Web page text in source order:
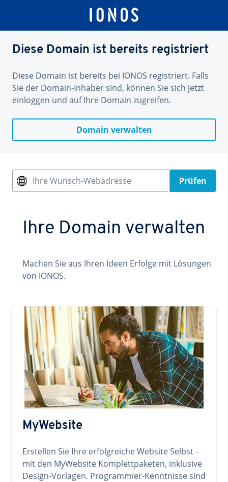
Diese Domain ist bereits registriert
Diese Domain ist bereits bei IONOS registriert. Falls
Sie der Domain-Inhaber sind, können Sie sich jetzt
einloggen und auf Ihre Domain zugreifen.
Domain verwalten
Ihre Wunsch-Webadresse Prüfen
Ihre Domain verwalten
Machen Sie aus Ihren Ideen Erfolge mit Lösungen
von IONOS.
MyWebsite
Erstellen Sie Ihre erfolgreiche Website Selbst -
mit den MyWebsite Komplettpaketen, inklusive
Design-Vorlagen. Programmier-Kenntnisse sind